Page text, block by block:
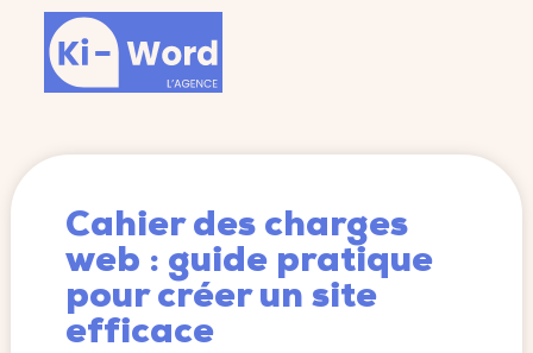
Cahier des charges
web : guide pratique
pour créer un site
efficace